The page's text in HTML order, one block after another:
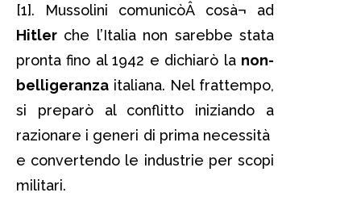
[1]. Mussolini comunicòÂ cosà¬ ad
Hitler che l’Italia non sarebbe stata
pronta fino al 1942 e dichiarò la non-
belligeranza italiana. Nel frattempo,
si preparò al conflitto iniziando a
razionare i generi di prima necessità
e convertendo le industrie per scopi
militari.